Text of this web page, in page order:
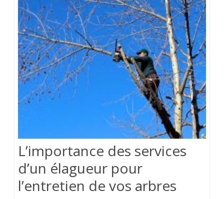
L’importance des services
d’un élagueur pour
l’entretien de vos arbres